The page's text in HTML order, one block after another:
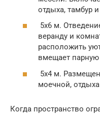
отдыха, тамбур
5х6 м.
веранду и
расположить
вмещает
5х4 м.
моечной,
Когда пространство